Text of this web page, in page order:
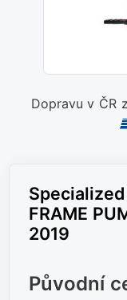
Dopravu v ČR
Specialized
FRAME
2019
Původní